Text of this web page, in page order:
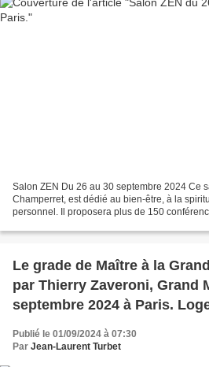
Salon ZEN Du 26 au 30 septembre 2024 Ce
Champerret, est dédié au bien-être, à la
personnel. Il proposera plus de 150
Le grade de Maître à la
par Thierry Zaveroni, Grand
septembre 2024 à Paris.
Jean Scot Erigène.
Publié le 01/09/2024 à 07:30
Par Jean-Laurent Turbet